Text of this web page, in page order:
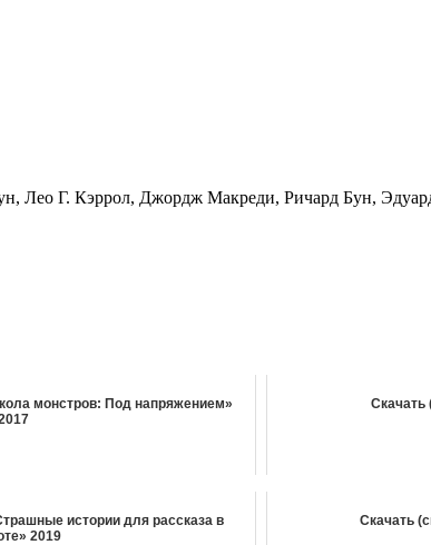
Лео Г. Кэррол, Джордж Макреди, Ричард Бун,
монстров: Под напряжением»
Скачать
истории для рассказа в
2019
Скачать